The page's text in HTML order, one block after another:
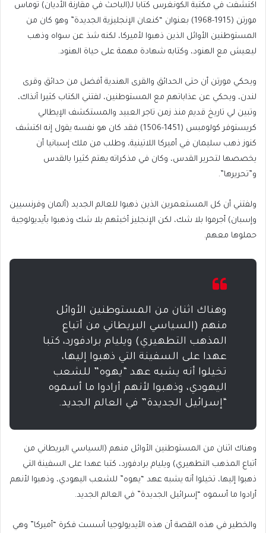
اكتشفت في مكتبة الكونغرس كتابا لـ(الباحث في مقارنة الأديان) توماس
مورتن (1915-1968) بعنوان “كنعان الإنجليزية الجديدة” وهو كان من
المستوطنين الأوائل الذين ذهبوا لأميركا، لكنه شذ عن سواه وذهب
ليعيش مع الهنود، وكتابه شهادة مهمة على حياة الهنود.
ويحكي مورتن أن حتى الحدائق والقرى الهندية أفضل من حدائق وقرى
لندن، ويحكي عن عذاباتهم مع المستوطنين، لفتني الكتاب كثيرا آنذاك،
وتبين لي تاريخ قديم منذ زمن تاجر العبيد والمستكشف الإيطالي
كريستوفر كولومبس (1451-1506) فقد كان هو نفسه يقول إنه اكتشف
كنوز ذهب سليمان في أميركا اللاتينية، وطلب من ملك إسبانيا أن
يخصصها لتحرير القدس، وكان في مذكراته يهتم كثيرا بالقدس
و”تحريرها”.
ولفتني أن كل المستعمرين الذين ذهبوا للعالم الجديد (ألمان وفرنسيين
وإسبان) أجرموا بلا شك، لكن الإنجليز أخبثهم بلا شك وذهبوا بأيديولوجية
حملوها معهم.
وهناك اثنان من المستوطنين الأوائل
منهم (السياسي البريطاني من أتباع
المذهب التطهيري) ويليام برادفورد، كتبا
عهدا على السفينة التي ذهبوا إليها،
تخيلوا أنه يشبه عهد “يهوه” للشعب
اليهودي، وذهبوا لأنهم أرادوا ما أسموه
“إسرائيل الجديدة” في العالم الجديد.
وهناك اثنان من المستوطنين الأوائل منهم (السياسي البريطاني من
أتباع المذهب التطهيري) ويليام برادفورد، كتبا عهدا على السفينة التي
ذهبوا إليها، تخيلوا أنه يشبه عهد “يهوه” للشعب اليهودي، وذهبوا لأنهم
أرادوا ما أسموه “إسرائيل الجديدة” في العالم الجديد.
والخطير في هذه القصة أن هذه الأيديولوجيا أسست فكرة “أميركا” وهي